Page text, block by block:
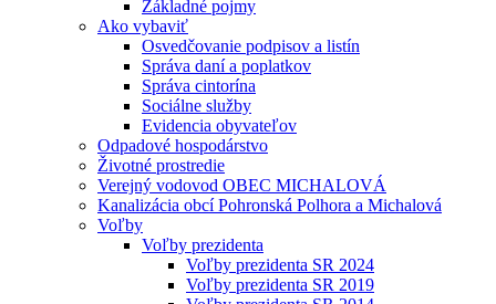
Základné pojmy
Ako vybaviť
Osvedčovanie podpisov a listín
Správa daní a poplatkov
Správa cintorína
Sociálne služby
Evidencia obyvateľov
Odpadové hospodárstvo
Životné prostredie
Verejný vodovod OBEC MICHALOVÁ
Kanalizácia obcí Pohronská Polhora a Michalová
Voľby
Voľby prezidenta
Voľby prezidenta SR 2024
Voľby prezidenta SR 2019